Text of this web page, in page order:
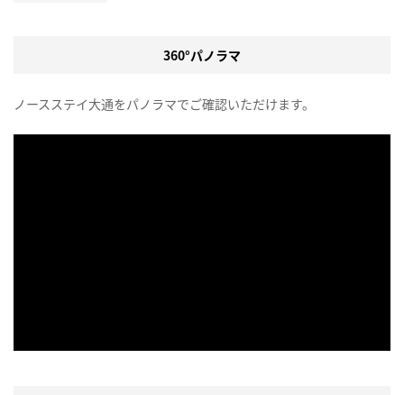
360°パノラマ
ノースステイ大通をパノラマでご確認いただけます。